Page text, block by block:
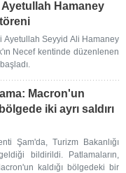
Ayetullah Hamaney
Ayetullah Seyyid Ali Hamaney
Necef kentinde düzenlenen
Macron'un
iki ayrı saldırı
Şam'da, Turizm Bakanlığı
bildirildi. Patlamaların,
kaldığı bölgedeki bir